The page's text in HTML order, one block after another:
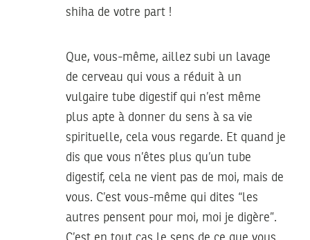
shiha de votre part !
Que, vous-même, aillez subi un lavage
de cerveau qui vous a réduit à un
vulgaire tube digestif qui n’est même
plus apte à donner du sens à sa vie
spirituelle, cela vous regarde. Et quand je
dis que vous n’êtes plus qu’un tube
digestif, cela ne vient pas de moi, mais de
vous. C’est vous-même qui dites “les
autres pensent pour moi, moi je digère”.